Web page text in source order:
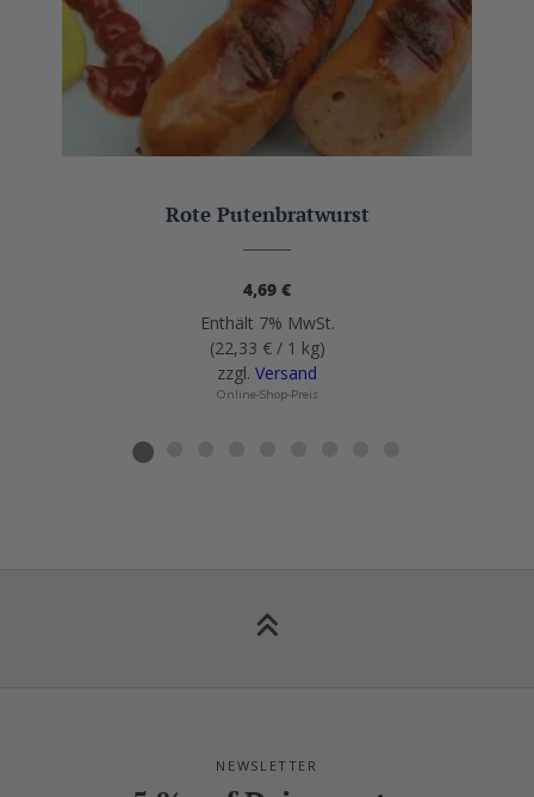
Rote Putenbratwurst
4,69€
Enthält 7% MwSt.
(22,33 €/ 1 kg)
zzgl.Versand
Online-Shop-Preis
NEWSLETTER